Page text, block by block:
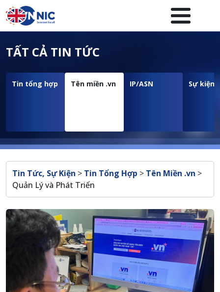
Nhảy đến nội dung
Menuheader của website
TẤT CẢ TIN TỨC
Tin tổng hợp Tên miền .vn IP/ASN Sự kiện
Breadcrumb
Tin Tức, Sự Kiện > Tin Tổng Hợp > Tên Miền .vn >
Quản Lý và Phát Triển